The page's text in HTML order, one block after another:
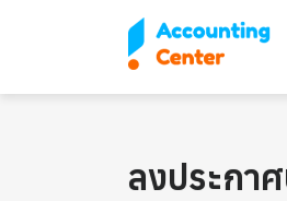
ลงประกา